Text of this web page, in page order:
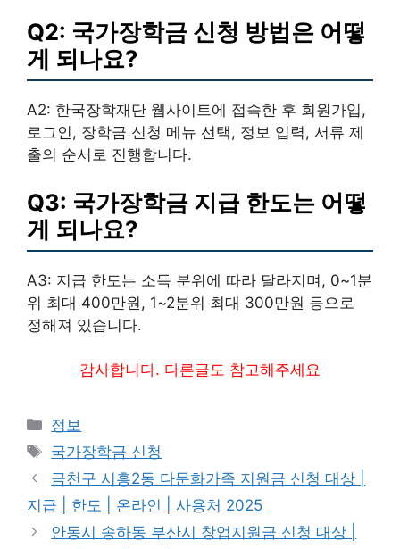
Q2: 국가장학금 신청 방법은 어떻
게 되나요?
A2: 한국장학재단 웹사이트에 접속한 후 회원가입,
로그인, 장학금 신청 메뉴 선택, 정보 입력, 서류 제
출의 순서로 진행합니다.
Q3: 국가장학금 지급 한도는 어떻
게 되나요?
A3: 지급 한도는 소득 분위에 따라 달라지며, 0~1분
위 최대 400만원, 1~2분위 최대 300만원 등으로
정해져 있습니다.
감사합니다. 다른글도 참고해주세요
카
테
리
정보
태
그
국가장학금 신청
금천구 시흥2동 다문화가족 지원금 신청 대상 |
지급 | 한도 | 온라인 | 사용처 2025
안동시 송하동 부산시 창업지원금 신청 대상 |